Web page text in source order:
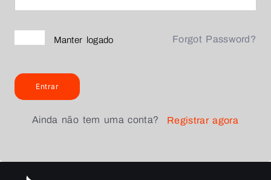
Manter logado Forgot Password?
Entrar
Ainda não tem uma conta? Registrar agora